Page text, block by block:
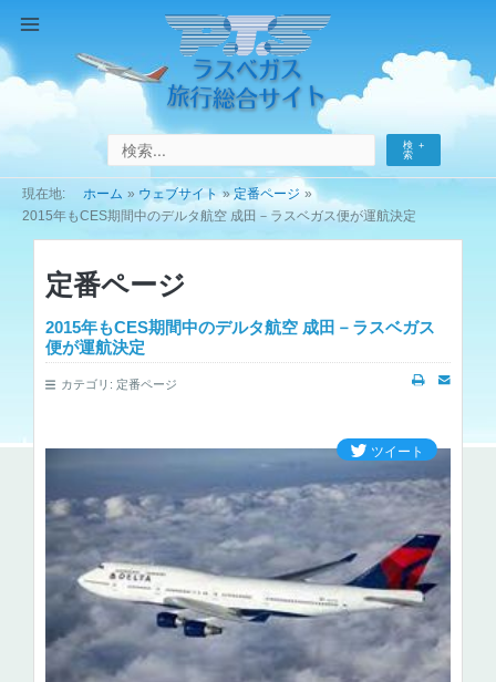
テ
ン
キ
Menu
検
索
ホーム ウェブサイト
定番ページ
2015年もCES期間中のデルタ航空 成田－ラスベガス便が運航決定
定番ページ
2015年もCES期間中のデルタ航空 成田－ラスベガス
便が運航決定
カテゴリ: 定番ページ
ツイート